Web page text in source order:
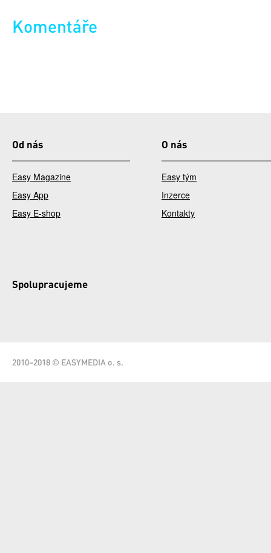
Komentáře
Od nás
Easy Magazine
Easy App
Easy E-shop
O nás
Easy tým
Inzerce
Kontakty
Spolupracujeme
2010–2018 © EASYMEDIA o. s.